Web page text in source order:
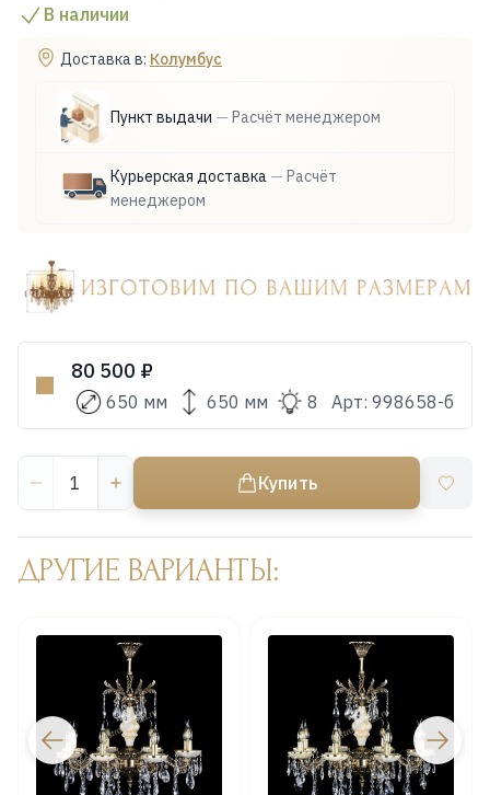
В наличии
Доставка в: Колумбус
Пункт выдачи — Расчёт менеджером
Курьерская доставка — Расчёт
менеджером
80 500 ₽
650 мм 650 мм 8 Арт: 998658-б
Купить
ДРУГИЕ ВАРИАНТЫ: